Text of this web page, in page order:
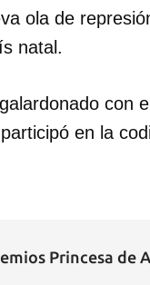
ola de
natal.
con
en la
Princesa de